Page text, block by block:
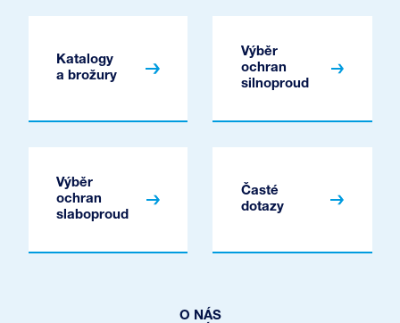
Katalogy
a brožury
Výběr
ochran
silnoproud
Výběr
ochran
slaboproud
Časté
dotazy
O NÁS